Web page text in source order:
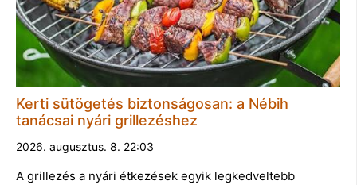
Kerti sütögetés biztonságosan: a Nébih
tanácsai nyári grillezéshez
2026. augusztus. 8. 22:03
A grillezés a nyári étkezések egyik legkedveltebb